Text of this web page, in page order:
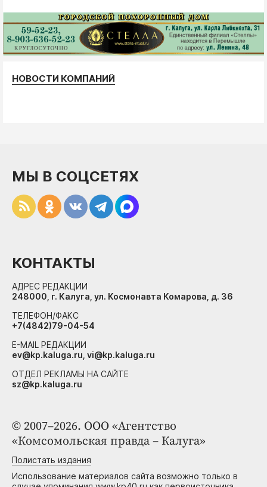
НОВОСТИ КОМПАНИЙ
© 2007–2026. ООО «Агентство
«Комсомольская правда – Калуга»
Полистать издания
Использование материалов сайта возможно только в
МЫ В СОЦСЕТЯХ
КОНТАКТЫ
АДРЕС РЕДАКЦИИ
248000, г. Калуга, ул. Космонавта Комарова, д. 36
ТЕЛЕФОН/ФАКС
+7(4842)79-04-54
E-MAIL РЕДАКЦИИ
ev@kp.kaluga.ru, vi@kp.kaluga.ru
ОТДЕЛ РЕКЛАМЫ НА САЙТЕ
sz@kp.kaluga.ru